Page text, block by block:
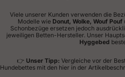
Viele unserer Kunden verwenden die
Modelle wie Donut, Wolke, Wouf Pouf
Schonbezüge ersetzen jedoch
jeweiligen Betten-Hersteller. Unser
Hyggebed
👉 Unser Tipp: Vergleiche vor der
Hundebettes mit den hier in der